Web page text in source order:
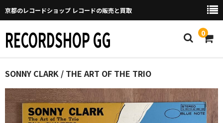
京都のレコードショップ レコードの販売と買取
RECORDSHOP GG 0
Home
マイページ
GGについて
SONNY CLARK / THE ART OF THE TRIO